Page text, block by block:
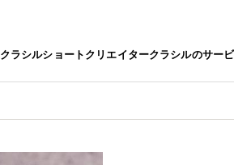
クラシルショートクリエイタークラシルのサー